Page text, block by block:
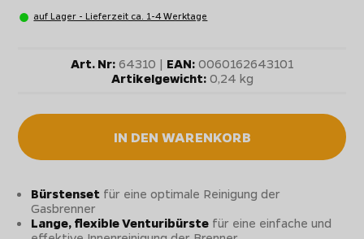
auf Lager - Lieferzeit ca. 1-4 Werktage
Art. Nr:64310 | EAN:0060162643101
Artikelgewicht:0,24 kg
IN DEN WARENKORB
Bürstenset für eine optimale Reinigung der
Gasbrenner
Lange, flexible Venturibürste für eine einfache und